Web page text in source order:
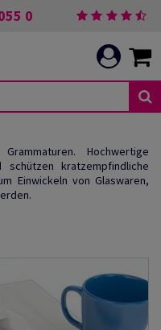
0
Hochwertige
kratzempfindliche
Einwickeln von Glaswaren,